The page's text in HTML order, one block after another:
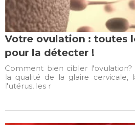
Votre ovulation : toutes
pour la détecter !
Comment bien cibler l'ovulation?
la qualité de la glaire cervicale,
l'utérus, les r